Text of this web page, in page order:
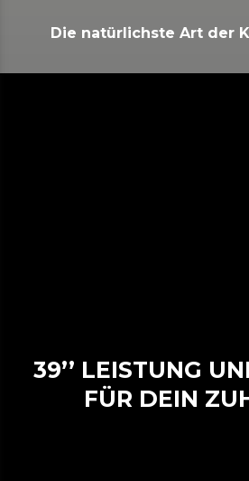
Die natürlichste Art der
39’’ LEISTUNG UND FRISCHE
FÜR DEIN